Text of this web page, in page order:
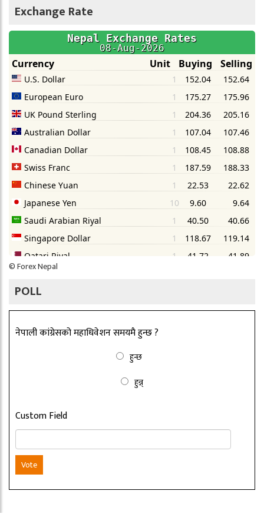
Exchange Rate
©Forex Nepal
POLL
नेपाली कांग्रेसको महाधिवेशन समयमै हुन्छ ?
हुन्छ
हुन्न्
Custom Field
Vote